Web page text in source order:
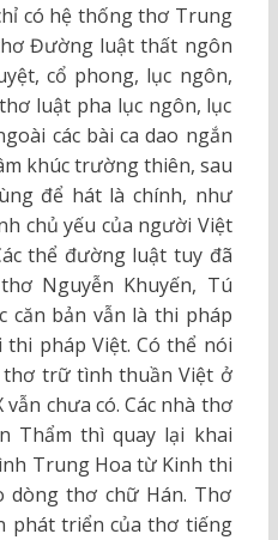
có hệ thống thơ Trung
Đường luật thất ngôn
cổ phong, lục ngôn,
luật pha lục ngôn, lục
các bài ca dao ngắn
khúc trường thiên, sau
để hát là chính, như
chủ yếu của người Việt
thể đường luật tuy đã
Nguyễn Khuyến, Tú
căn bản vẫn là thi pháp
pháp Việt. Có thể nói
thơ trữ tình thuần Việt ở
chưa có. Các nhà thơ
Thẩm thì quay lại khai
Trung Hoa từ Kinh thi
thơ chữ Hán. Thơ
phát triển của thơ tiếng